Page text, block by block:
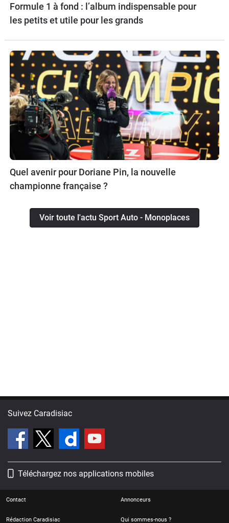
Formule 1 à fond : l’album indispensable pour
les petits et utile pour les grands
Quel avenir pour Doriane Pin, la nouvelle
championne française ?
Voir toute l'actu Sport Auto - Monoplaces
Suivez Caradisiac
Téléchargez nos applications mobiles
Contact Annonceurs
Rédaction Caradisiac Qui sommes-nous ?